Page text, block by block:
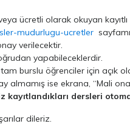
ücretli olarak okuyan
mudurlugu-ucretler
verilecektir.
yapabileceklerdir.
burslu öğrenciler için açık
ise ekrana, “Mali
kayıtlandıkları dersleri
dileriz.